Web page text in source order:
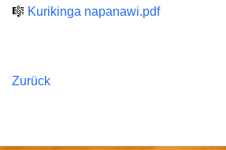
🎼 Kurikinga napanawi.pdf
Zurück